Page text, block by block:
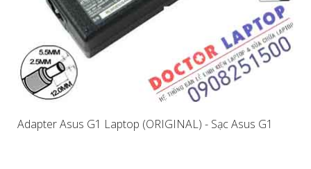
Adapter Asus G1 Laptop (ORIGINAL) - Sạc Asus G1